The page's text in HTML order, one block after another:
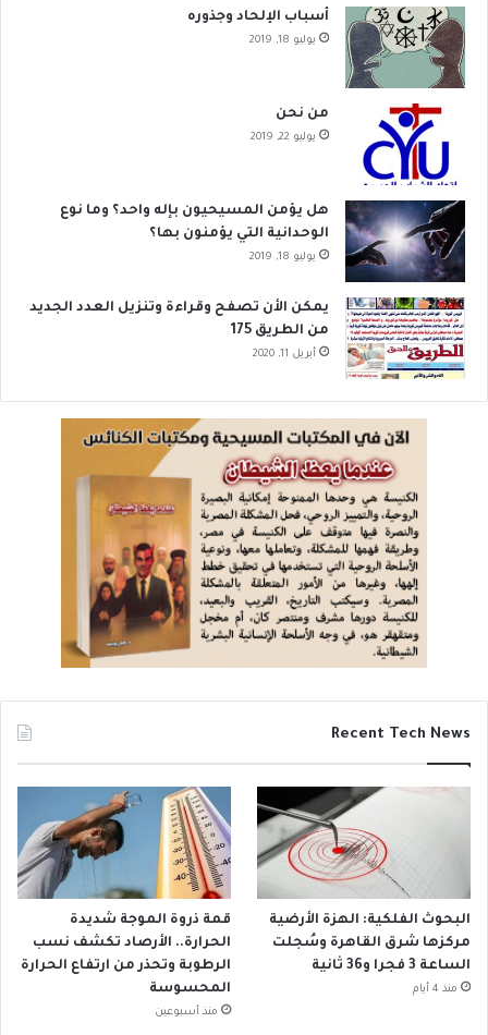
أسباب الإلحاد وجذوره
يوليو 18, 2019
من نحن
يوليو 22, 2019
هل يؤمن المسيحيون بإله واحد؟ وما نوع
الوحدانية التي يؤمنون بها؟
يوليو 18, 2019
يمكن الأن تصفح وقراءة وتنزيل العدد الجديد
من الطريق 175
أبريل 11, 2020
Recent Tech News
البحوث الفلكية: الهزة الأرضية
مركزها شرق القاهرة وسُجلت
الساعة 3 فجرا و36 ثانية
منذ 4 أيام
قمة ذروة الموجة شديدة
الحرارة.. الأرصاد تكشف نسب
الرطوبة وتحذر من ارتفاع الحرارة
المحسوسة
منذ أسبوعين